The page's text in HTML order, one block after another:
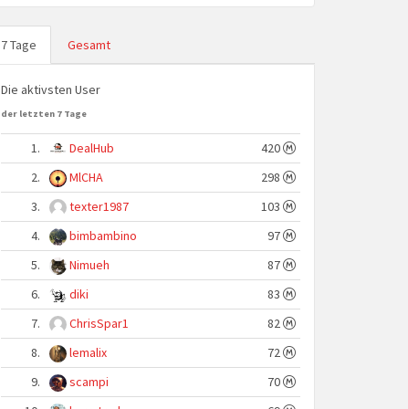
7 Tage Gesamt
Die aktivsten User
der letzten 7 Tage
1. DealHub
420
2.
MlCHA
298
3.
texter1987
103
4.
bimbambino
97
5.
Nimueh
87
6.
diki
83
7.
ChrisSpar1
82
8.
lemalix
72
9.
scampi
70